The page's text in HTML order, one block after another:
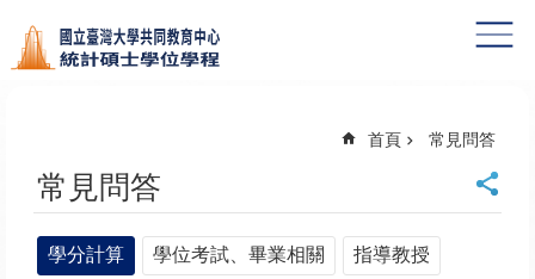
跳到主要內容區塊
首頁 常見問答
常見問答
學分計算 學位考試、畢業相關 指導教授